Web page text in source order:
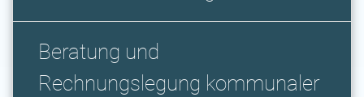
Beratung und
Rechnungslegung kommunaler